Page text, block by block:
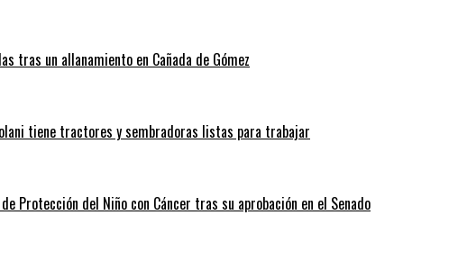
tras un allanamiento en Cañada de Gómez
tiene tractores y sembradoras listas para trabajar
Protección del Niño con Cáncer tras su aprobación en el Senado